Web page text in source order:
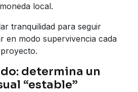
local.
tranquilidad para seguir
en modo supervivencia cada
determina un
“estable”